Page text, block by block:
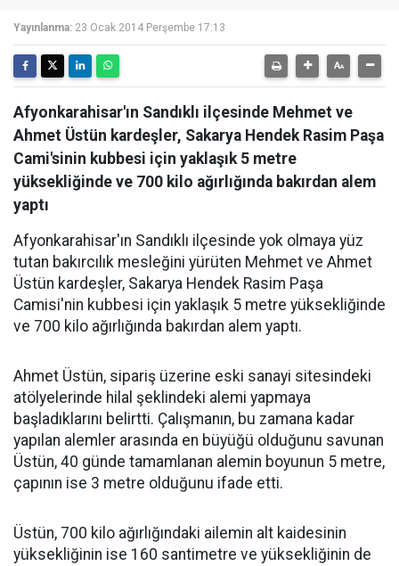
Yayınlanma: 23 Ocak 2014 Perşembe 17:13
Afyonkarahisar'ın Sandıklı ilçesinde Mehmet ve
Ahmet Üstün kardeşler, Sakarya Hendek Rasim Paşa
Cami'sinin kubbesi için yaklaşık 5 metre
yüksekliğinde ve 700 kilo ağırlığında bakırdan alem
yaptı
Afyonkarahisar'ın Sandıklı ilçesinde yok olmaya yüz
tutan bakırcılık mesleğini yürüten Mehmet ve Ahmet
Üstün kardeşler, Sakarya Hendek Rasim Paşa
Camisi'nin kubbesi için yaklaşık 5 metre yüksekliğinde
ve 700 kilo ağırlığında bakırdan alem yaptı.
Ahmet Üstün, sipariş üzerine eski sanayi sitesindeki
atölyelerinde hilal şeklindeki alemi yapmaya
başladıklarını belirtti. Çalışmanın, bu zamana kadar
yapılan alemler arasında en büyüğü olduğunu savunan
Üstün, 40 günde tamamlanan alemin boyunun 5 metre,
çapının ise 3 metre olduğunu ifade etti.
Üstün, 700 kilo ağırlığındaki ailemin alt kaidesinin
yüksekliğinin ise 160 santimetre ve yüksekliğinin de